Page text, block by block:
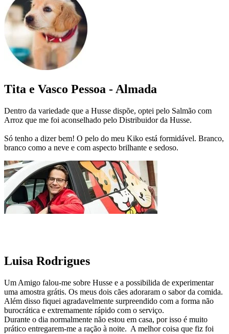
Tita e Vasco Pessoa - Almada
Dentro da variedade que a Husse dispõe, optei pelo Salmão com
Arroz que me foi aconselhado pelo Distribuidor da Husse.
Só tenho a dizer bem! O pelo do meu Kiko está formidável. Branco,
branco como a neve e com aspecto brilhante e sedoso.
Luisa Rodrigues
Um Amigo falou-me sobre Husse e a possibilida de experimentar
uma amostra grátis. Os meus dois cães adoraram o sabor da comida.
Além disso fiquei agradavelmente surpreendido com a forma não
burocrática e extremamente rápido com o serviço.
Durante o dia normalmente não estou em casa, por isso é muito
prático entregarem-me a ração à noite. A melhor coisa que fiz foi